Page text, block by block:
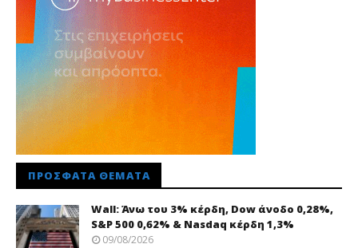
ΠΡΌΣΦΑΤΑ ΘΈΜΑΤΑ
Wall: Άνω του 3% κέρδη, Dow άνοδο 0,28%,
S&P 500 0,62% & Nasdaq κέρδη 1,3%
09/08/2026